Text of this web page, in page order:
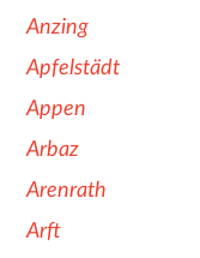
Anzing
Apfelstädt
Appen
Arbaz
Arenrath
Arft